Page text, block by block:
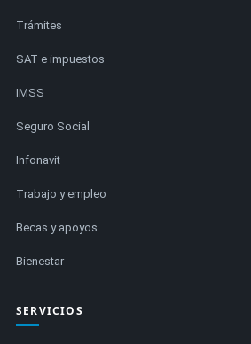
Trámites
SAT e impuestos
IMSS
Seguro Social
Infonavit
Trabajo y empleo
Becas y apoyos
Bienestar
SERVICIOS